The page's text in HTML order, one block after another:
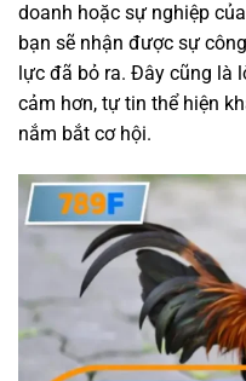
doanh hoặc sự nghiệp
bạn sẽ nhận được sự
lực đã bỏ ra. Đây cũng là
cảm hơn, tự tin thể hiện
nắm bắt cơ hội.